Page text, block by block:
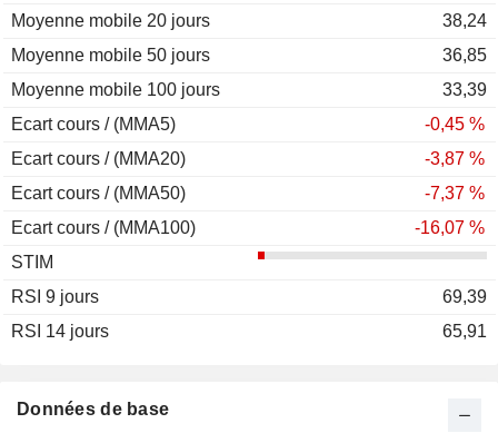
Données de base
Moyenne mobile 20 jours
38,24
Moyenne mobile 50 jours
36,85
Moyenne mobile 100 jours
33,39
Ecart cours / (MMA5)
-0,45 %
Ecart cours / (MMA20)
-3,87 %
Ecart cours / (MMA50)
-7,37 %
Ecart cours / (MMA100)
-16,07 %
STIM
RSI 9 jours
69,39
RSI 14 jours
65,91